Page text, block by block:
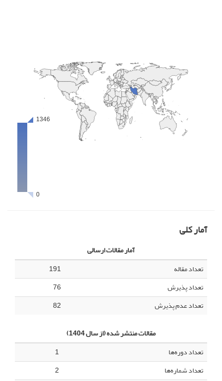
آمار کلی
آمار مقالات ارسالی
تعداد مقاله
191
تعداد پذیرش
76
تعداد عدم پذیرش
82
مقالات منتشر شده (از سال 1404)
تعداد دوره‌ها
1
تعداد شماره‌ها
2